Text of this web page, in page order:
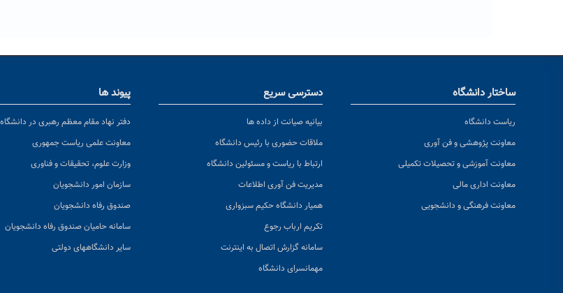
ساختار دانشگاه
ریاست دانشگاه
معاونت پژوهشی و فن آوری
معاونت آموزشی و تحصیلات تکمیلی
معاونت اداری مالی
معاونت فرهنگی و دانشجویی
دسترسی سریع
بیانیه صیانت از داده ها
ملاقات حضوری با رئیس دانشگاه
ارتباط با ریاست و مسئولین دانشگاه
مدیریت فن آوری اطلاعات
همیار دانشگاه حکیم سبزواری
تکریم ارباب رجوع
سامانه گزارش اتصال به اینترنت
مهمانسرای دانشگاه
پیوند ها
دفتر نهاد مقام معظم رهبری در
معاونت علمی ریاست جمهوری
وزارت علوم، تحقیقات و فناوری
سازمان امور دانشجویان
صندوق رفاه دانشجویان
سامانه حامیان صندوق رفاه دانشجویان
سایر دانشگاههای دولتی